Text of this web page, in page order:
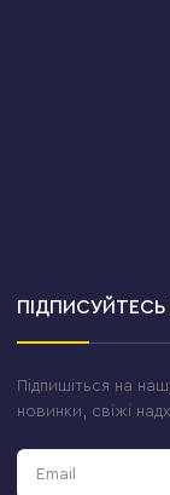
Підпишіться на
новинки, свіжі